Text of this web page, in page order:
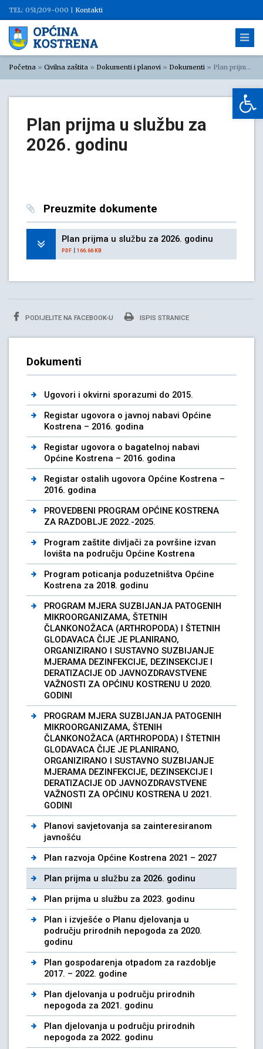
TEL: 051/209-000 | Kontakti
Početna » Civilna zaštita » Dokumenti i planovi » Dokumenti » Plan prijma u službu za 2026. godinu
Plan prijma u službu za
2026. godinu
Preuzmite dokumente
Plan prijma u službu za 2026. godinu
PDF | 166.66 KB
PODIJELITE NA FACEBOOK-U ISPIS STRANICE
Dokumenti
Ugovori i okvirni sporazumi do 2015.
Registar ugovora o javnoj nabavi Općine
Kostrena – 2016. godina
Registar ugovora o bagatelnoj nabavi
Općine Kostrena – 2016. godina
Registar ostalih ugovora Općine Kostrena –
2016. godina
PROVEDBENI PROGRAM OPĆINE KOSTRENA
ZA RAZDOBLJE 2022.-2025.
Program zaštite divljači za površine izvan
lovišta na području Općine Kostrena
Program poticanja poduzetništva Općine
Kostrena za 2018. godinu
PROGRAM MJERA SUZBIJANJA PATOGENIH
MIKROORGANIZAMA, ŠTETNIH
ČLANKONOŽACA (ARTHROPODA) I ŠTETNIH
GLODAVACA ČIJE JE PLANIRANO,
ORGANIZIRANO I SUSTAVNO SUZBIJANJE
MJERAMA DEZINFEKCIJE, DEZINSEKCIJE I
DERATIZACIJE OD JAVNOZDRAVSTVENE
VAŽNOSTI ZA OPĆINU KOSTRENU U 2020.
GODINI
PROGRAM MJERA SUZBIJANJA PATOGENIH
MIKROORGANIZAMA, ŠTENIH
ČLANKONOŽACA (ARTHROPODA) I ŠTETNIH
GLODAVACA ČIJE JE PLANIRANO,
ORGANIZIRANO I SUSTAVNO SUZBIJANJE
MJERAMA DEZINFEKCIJE, DEZINSEKCIJE I
DERATIZACIJE OD JAVNOZDRAVSTVENE
VAŽNOSTI ZA OPĆINU KOSTRENA U 2021.
GODINI
Planovi savjetovanja sa zainteresiranom
javnošću
Plan razvoja Općine Kostrena 2021 – 2027
Plan prijma u službu za 2026. godinu
Plan prijma u službu za 2023. godinu
Plan i izvješće o Planu djelovanja u
području prirodnih nepogoda za 2020.
godinu
Plan gospodarenja otpadom za razdoblje
2017. – 2022. godine
Plan djelovanja u području prirodnih
nepogoda za 2021. godinu
Plan djelovanja u podruĉju prirodnih
nepogoda za 2022. godinu